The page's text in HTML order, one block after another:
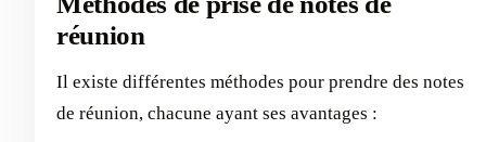
réunion
Il existe différentes méthodes pour prendre des notes
de réunion, chacune ayant ses avantages :